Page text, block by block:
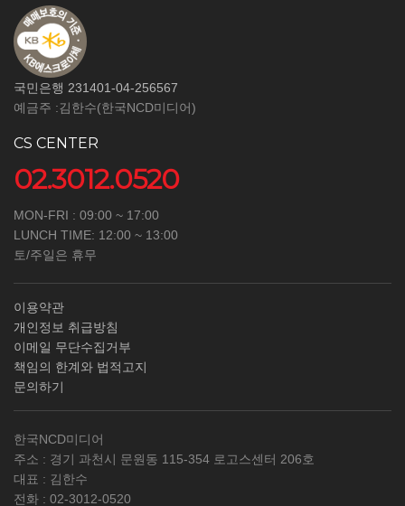
국민은행 231401-04-256567
예금주 :김한수(한국NCD미디어)
CS CENTER
02.3012.0520
MON-FRI : 09:00 ~ 17:00
LUNCH TIME: 12:00 ~ 13:00
토/주일은 휴무
이용약관
개인정보 취급방침
이메일 무단수집거부
책임의 한계와 법적고지
문의하기
한국NCD미디어
주소 : 경기 과천시 문원동 115-354 로고스센터 206호
대표 : 김한수
전화 : 02-3012-0520